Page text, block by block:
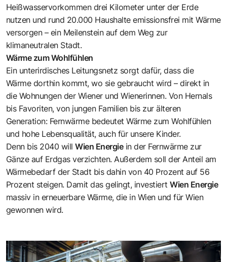
Heißwasservorkommen drei Kilometer unter der Erde
nutzen und rund 20.000 Haushalte emissionsfrei mit Wärme
versorgen – ein Meilenstein auf dem Weg zur
klimaneutralen Stadt.
Wärme zum Wohlfühlen
Ein unterirdisches Leitungsnetz sorgt dafür, dass die
Wärme dorthin kommt, wo sie gebraucht wird – direkt in
die Wohnungen der Wiener und Wienerinnen. Von Hernals
bis Favoriten, von jungen Familien bis zur älteren
Generation: Fernwärme bedeutet Wärme zum Wohlfühlen
und hohe Lebensqualität, auch für unsere Kinder.
Denn bis 2040 willWien Energiein der Fernwärme zur
Gänze auf Erdgas verzichten. Außerdem soll der Anteil am
Wärmebedarf der Stadt bis dahin von 40 Prozent auf 56
Prozent steigen. Damit das gelingt, investiertWien Energie
massiv in erneuerbare Wärme, die in Wien und für Wien
gewonnen wird.